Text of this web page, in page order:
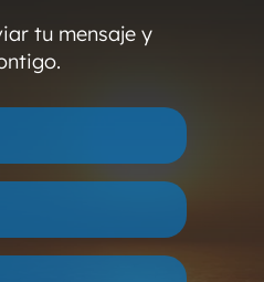
tu mensaje y